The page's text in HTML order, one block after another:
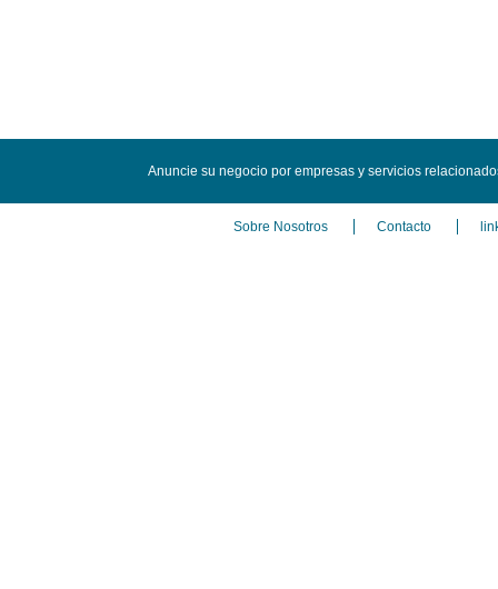
Anuncie su negocio por empresas y servicios
Sobre Nosotros Contacto